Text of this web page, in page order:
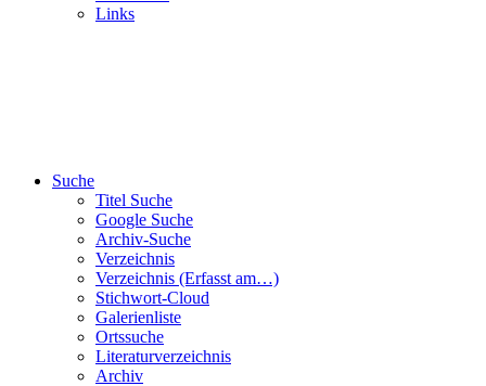
Links
Suche
Titel Suche
Google Suche
Archiv-Suche
Verzeichnis
Verzeichnis (Erfasst am…)
Stichwort-Cloud
Galerienliste
Ortssuche
Literaturverzeichnis
Archiv